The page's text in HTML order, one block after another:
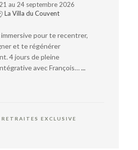
au 24 septembre 2026
La Villa du Couvent
pour te recentrer,
et te régénérer
4 jours de pleine
avec François…...
RETRAITES EXCLUSIVE